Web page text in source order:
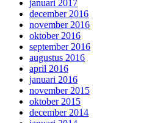
januari 2017
december 2016
november 2016
oktober 2016
september 2016
augustus 2016
april 2016
januari 2016
november 2015
oktober 2015
december 2014